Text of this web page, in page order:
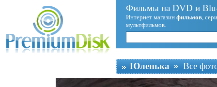
Фильмы на DVD и
Интернет магазин фильмов,
мультфильмов.
Юленька Все